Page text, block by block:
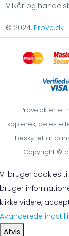
Vilkår og
© 2024. Prove.dk
Prove.dk er et
kopieres, deles
beskyttet af
Copyright ©
Vi bruger cookies
bruger
klikke videre,
Avancerede
Afvis